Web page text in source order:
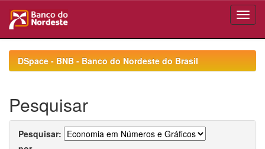
navigationDSpace - BNB - Banco do Nordeste do Brasil
Pesquisar
Pesquisar: